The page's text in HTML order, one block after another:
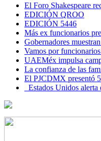
El Foro Shakespeare
EDICIÓN QROO
EDICIÓN 5446
Más ex funcionarios
Gobernadores
Vamos por
UAEMéx impulsa
La confianza de las
El PJCDMX presentó
Estados Unidos alerta